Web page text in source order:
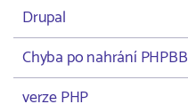
Drupal
Chyba po nahrání PHPBB
verze PHP